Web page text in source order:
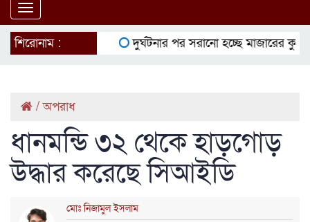
Toggle
navigation
শিরোনাম :
দুর্ঘটনার পর সরানো হচ্ছে মাজারের কুমির
/অপরাধ
ধানমন্ডি ৩২ থেকে হাড়গোড়
উদ্ধার করেছে সিআইডি
মোঃ নিজামুল ইসলাম